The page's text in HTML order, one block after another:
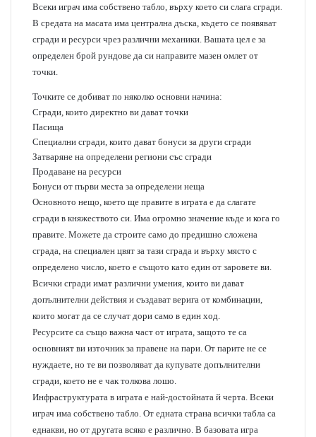
Всеки играч има собствено табло, върху което си слага сгради.
В средата на масата има централна дъска, където се появяват
сгради и ресурси чрез различни механики. Вашата цел е за
определен брой рундове да си направите мазен омлет от
точки.
Точките се добиват по няколко основни начина:
Сгради, които директно ви дават точки
Пасища
Специални сгради, които дават бонуси за други сгради
Затваряне на определени региони със сгради
Продаване на ресурси
Бонуси от първи места за определени неща
Основното нещо, което ще правите в играта е да слагате
сгради в княжеството си. Има огромно значение къде и кога го
правите. Можете да строите само до предишно сложена
сграда, на специален цвят за тази сграда и върху място с
определено число, което е същото като един от заровете ви.
Всички сгради имат различни умения, които ви дават
допълнителни действия и създават верига от комбинации,
които могат да се случат дори само в един ход.
Ресурсите са също важна част от играта, защото те са
основният ви източник за правене на пари. От парите не се
нуждаете, но те ви позволяват да купувате допълнителни
сгради, което не е чак толкова лошо.
Инфраструктурата в играта е най-достойната й черта. Всеки
играч има собствено табло. От едната страна всички табла са
еднакви, но от другата всяко е различно. В базовата игра